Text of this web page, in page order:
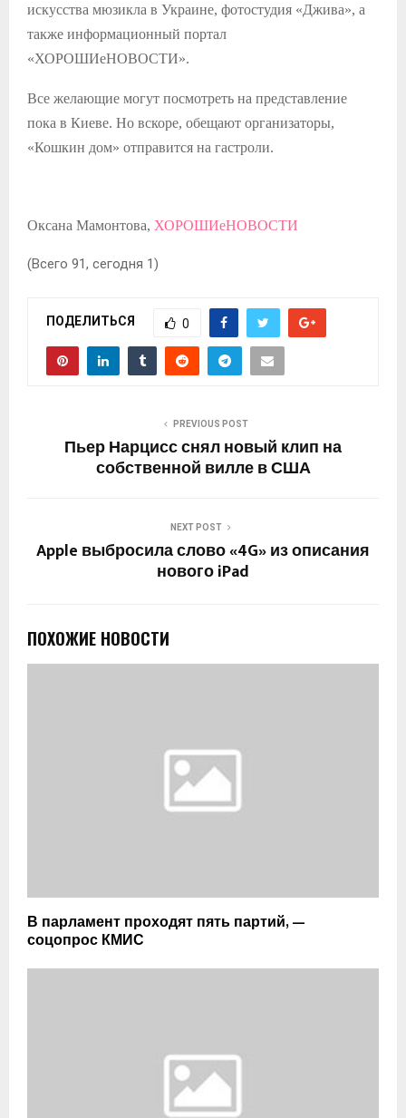
искусства мюзикла в Украине, фотостудия «Джива», а
также информационный портал
«ХОРОШИеНОВОСТИ».
Все желающие могут посмотреть на представление
пока в Киеве. Но вскоре, обещают организаторы,
«Кошкин дом» отправится на гастроли.
Оксана Мамонтова, ХОРОШИеНОВОСТИ
(Всего 91, сегодня 1)
ПОДЕЛИТЬСЯ 0
PREVIOUS POST
Пьер Нарцисс снял новый клип на
собственной вилле в США
NEXT POST
Apple выбросила слово «4G» из описания
нового iPad
ПОХОЖИЕ НОВОСТИ
В парламент проходят пять партий, —
соцопрос КМИС